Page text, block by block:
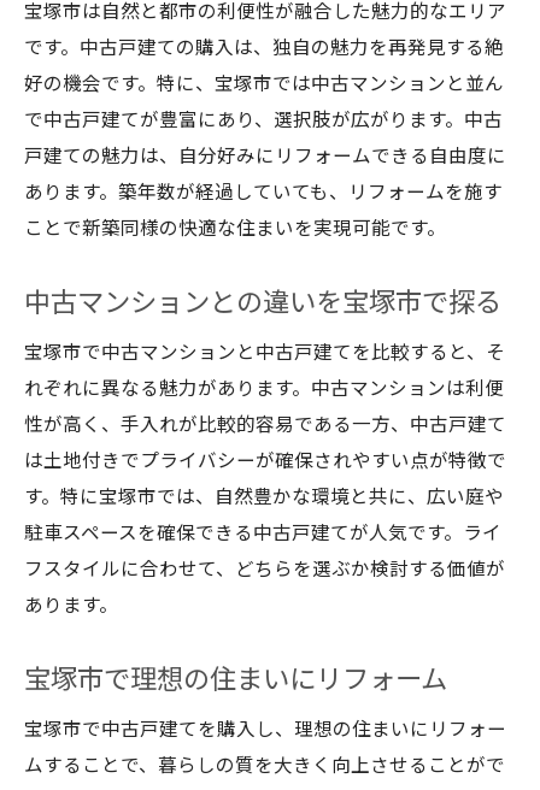
理想の家を宝塚市で実現する方法
宝塚市でのリフォーム成功の秘訣
中古住宅の魅力を宝塚市で引き出す
兵庫県宝塚市で理想の住まいを実現
宝塚市で住まいの夢を叶える方法
中古マンションより宝塚市の戸建てが人気
中古戸建ての選び方を宝塚市で学ぶ
宝塚市での快適な住居作りのコツ
リフォームで宝塚市の魅力を引き出す
宝塚市で戸建てを選ぶメリット
中古マンションと一戸建ての比較
宝塚市での戸建て選びのポイント
宝塚市での中古戸建て購入のコツ
宝塚市の中古戸建て活用法
宝塚市で快適な中古戸建て生活を
宝塚市は自然と都市の利便性が融合した魅力的なエリア
です。中古戸建ての購入は、独自の魅力を再発見する絶
好の機会です。特に、宝塚市では中古マンションと並ん
で中古戸建てが豊富にあり、選択肢が広がります。中古
戸建ての魅力は、自分好みにリフォームできる自由度に
あります。築年数が経過していても、リフォームを施す
ことで新築同様の快適な住まいを実現可能です。
中古マンションとの違いを宝塚市で探る
宝塚市で中古マンションと中古戸建てを比較すると、そ
れぞれに異なる魅力があります。中古マンションは利便
性が高く、手入れが比較的容易である一方、中古戸建て
は土地付きでプライバシーが確保されやすい点が特徴で
す。特に宝塚市では、自然豊かな環境と共に、広い庭や
駐車スペースを確保できる中古戸建てが人気です。ライ
フスタイルに合わせて、どちらを選ぶか検討する価値が
あります。
宝塚市で理想の住まいにリフォーム
宝塚市で中古戸建てを購入し、理想の住まいにリフォー
ムすることで、暮らしの質を大きく向上させることがで